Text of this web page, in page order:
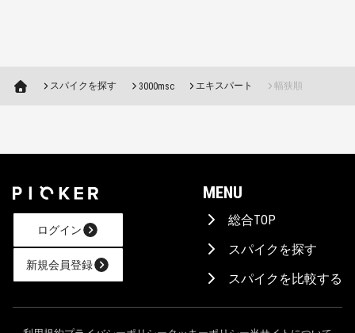
AIに相談！
スパイクを探す 3000msc エキスパート 幅狭順
ログイン
新規会員登録
MENU
総合TOP
スパイクを探す
スパイクを比較する